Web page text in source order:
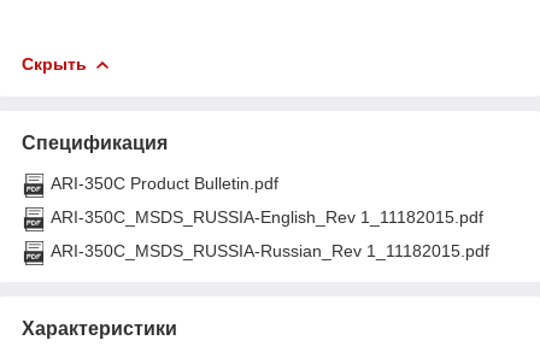
Скрыть
Спецификация
ARI-350C Product Bulletin.pdf
ARI-350C_MSDS_RUSSIA-English_Rev 1_11182015.pdf
ARI-350C_MSDS_RUSSIA-Russian_Rev 1_11182015.pdf
Характеристики